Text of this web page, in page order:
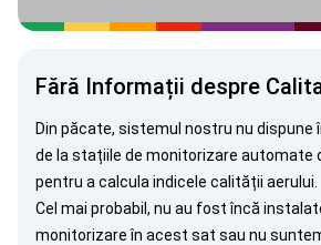
Fără Informații despre
Din păcate, sistemul nostru nu dispune
de la stațiile de monitorizare automate
pentru a calcula indicele calității aerului.
Cel mai probabil, nu au fost încă
monitorizare în acest sat sau nu